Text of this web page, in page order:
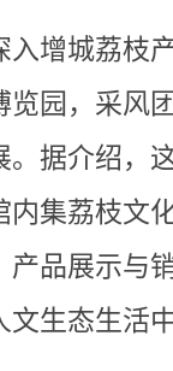
入增城荔枝
览园，采风
。据介绍，
内集荔枝文
产品展示与
文生态生活